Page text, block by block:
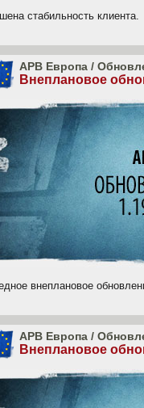
стабильность клиента.
APB Европа /
Внеплановое
внеплановое
APB Европа /
Внеплановое